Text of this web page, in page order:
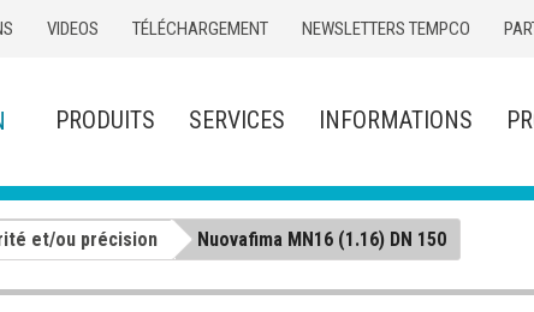
VIDEOS TÉLÉCHARGEMENT NEWSLETTERS TEMPCO
PRODUITS SERVICES INFORMATIONS
et/ou précision Nuovafima MN16 (1.16) DN 150